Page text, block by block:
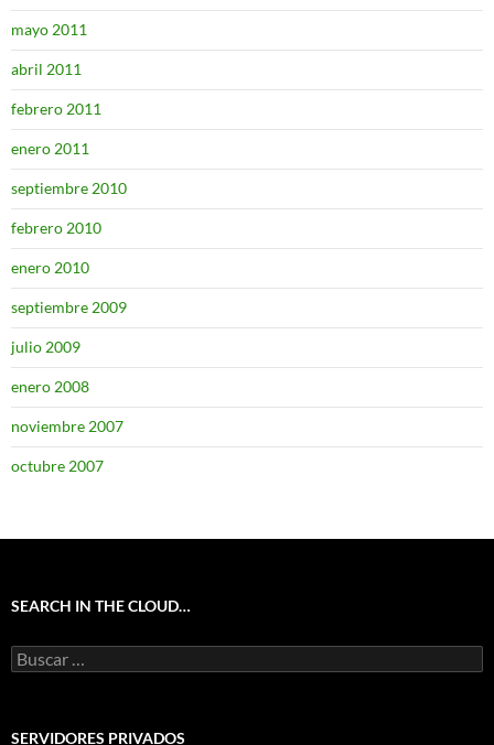
mayo 2011
abril 2011
febrero 2011
enero 2011
septiembre 2010
febrero 2010
enero 2010
septiembre 2009
julio 2009
enero 2008
noviembre 2007
octubre 2007
SEARCH IN THE CLOUD…
Buscar:
SERVIDORES PRIVADOS